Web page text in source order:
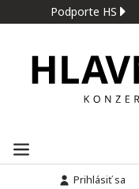
Podporte HS
Prihlásiť sa